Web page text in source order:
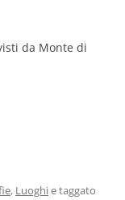
da Monte di
, Luoghie taggato